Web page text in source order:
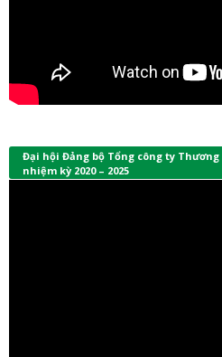
Đại hội Đảng bộ Tổng công ty Thương
nhiệm kỳ 2020 – 2025